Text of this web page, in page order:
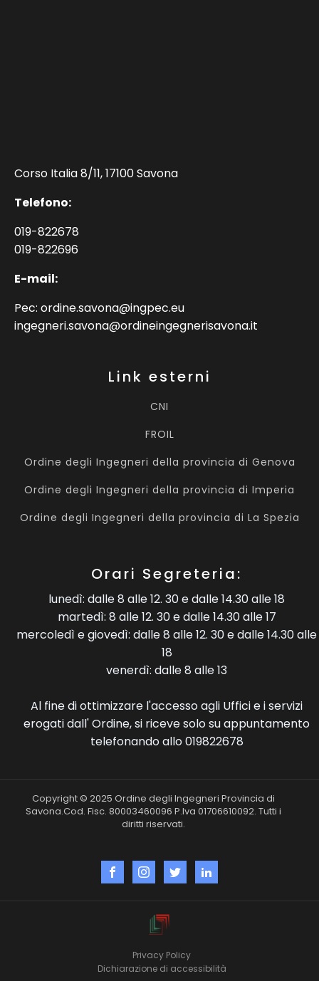
Corso Italia 8/11, 17100 Savona
Telefono:
019-822678
019-822696
E-mail:
Pec: ordine.savona@ingpec.eu
ingegneri.savona@ordineingegnerisavona.it
Link esterni
CNI
FROIL
Ordine degli Ingegneri della provincia di Genova
Ordine degli Ingegneri della provincia di Imperia
Ordine degli Ingegneri della provincia di La Spezia
Orari Segreteria:
lunedì: dalle 8 alle 12. 30 e dalle 14.30 alle 18
martedì: 8 alle 12. 30 e dalle 14.30 alle 17
mercoledì e giovedì: dalle 8 alle 12. 30 e dalle 14.30 alle
18
venerdì: dalle 8 alle 13
Al fine di ottimizzare l'accesso agli Uffici e i servizi
erogati dall' Ordine, si riceve solo su appuntamento
telefonando allo 019822678
Copyright © 2025 Ordine degli Ingegneri Provincia di
Savona.Cod. Fisc. 80003460096 P.Iva 01706610092. Tutti i
diritti riservati.
Privacy Policy
Dichiarazione di accessibilità